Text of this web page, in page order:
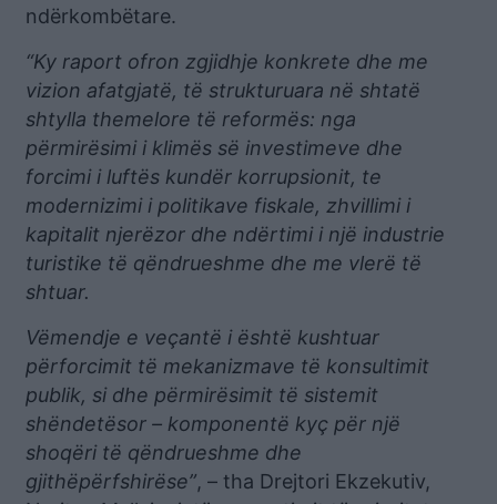
ndërkombëtare.
“Ky raport ofron zgjidhje konkrete dhe me
vizion afatgjatë, të strukturuara në shtatë
shtylla themelore të reformës: nga
përmirësimi i klimës së investimeve dhe
forcimi i luftës kundër korrupsionit, te
modernizimi i politikave fiskale, zhvillimi i
kapitalit njerëzor dhe ndërtimi i një industrie
turistike të qëndrueshme dhe me vlerë të
shtuar.
Vëmendje e veçantë i është kushtuar
përforcimit të mekanizmave të konsultimit
publik, si dhe përmirësimit të sistemit
shëndetësor – komponentë kyç për një
shoqëri të qëndrueshme dhe
gjithëpërfshirëse”, – tha Drejtori Ekzekutiv,